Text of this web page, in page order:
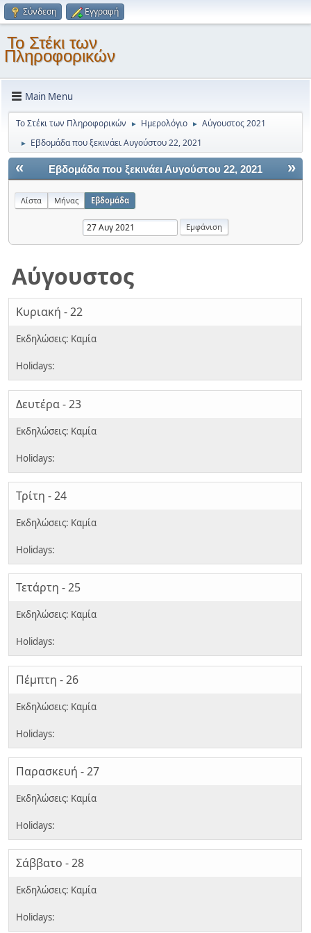
Σύνδεση Εγγραφή
Το Στέκι των
Πληροφορικών
Main Menu
Το Στέκι των Πληροφορικών ► Ημερολόγιο ► Αύγουστος 2021
► Εβδομάδα που ξεκινάει Αυγούστου 22, 2021
« »
Εβδομάδα που ξεκινάει Αυγούστου 22, 2021
Λίστα Μήνας Εβδομάδα
Αύγουστος
Κυριακή - 22
Δευτέρα - 23
Τρίτη - 24
Τετάρτη - 25
Πέμπτη - 26
Παρασκευή - 27
Σάββατο - 28